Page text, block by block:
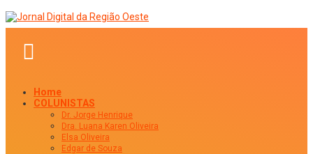
Home
COLUNISTAS
Dr. Jorge Henrique
Dra. Luana Karen Oliveira
Elsa Oliveira
Edgar de Souza